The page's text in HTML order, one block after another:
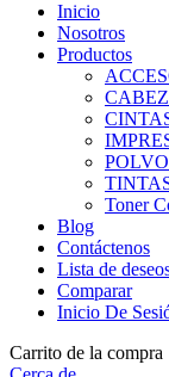
Inicio
Nosotros
Productos
Toner
Blog
Contáctenos
Lista de
Comparar
Inicio De
Carrito de la compra